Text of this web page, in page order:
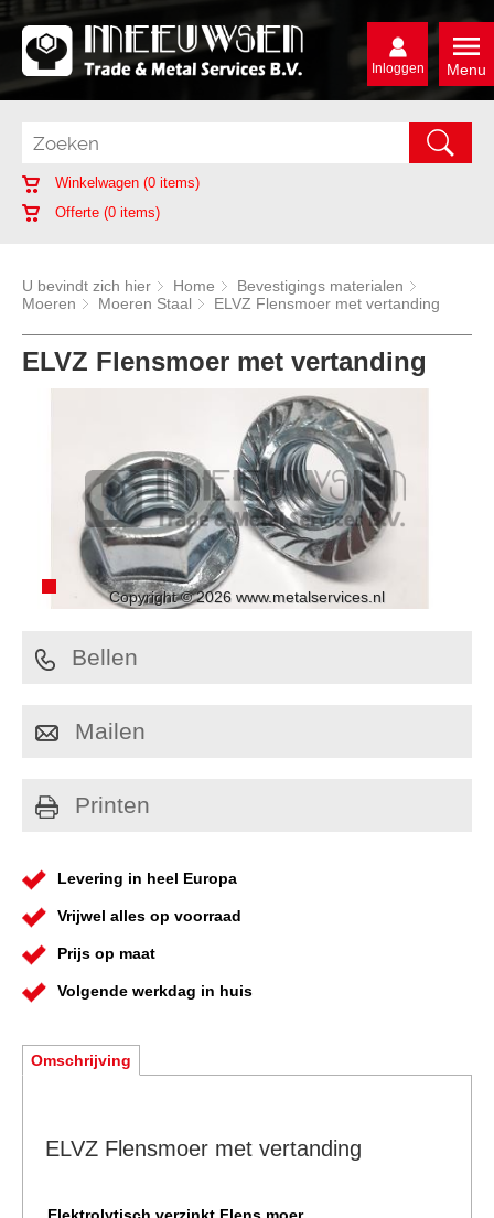
Menu
Inloggen
Winkelwagen (0 items)
Offerte (0 items)
U bevindt zich hier Home
Bevestigings materialen
Moeren
Moeren Staal ELVZ Flensmoer met vertanding
ELVZ Flensmoer met vertanding
Copyright © 2026 www.metalservices.nl
Bellen
Mailen
Printen
Levering in heel Europa
Vrijwel alles op voorraad
Prijs op maat
Volgende werkdag in huis
Omschrijving
ELVZ Flensmoer met vertanding